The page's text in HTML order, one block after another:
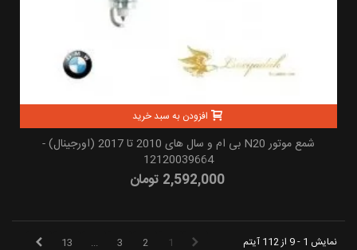
افزودن به سبد خرید
شمع موتور N20 بی ام و سال های 2010 تا 2017 (اورجینال) -
12120039664
2,592,000 تومان
1
2
3
...
13 نمایش 1 - 9 از 112 آیتم